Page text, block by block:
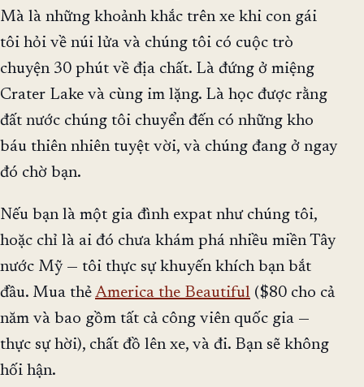
Mà là những khoảnh khắc trên xe khi con gái
tôi hỏi về núi lửa và chúng tôi có cuộc trò
chuyện 30 phút về địa chất. Là đứng ở miệng
Crater Lake và cùng im lặng. Là học được rằng
đất nước chúng tôi chuyển đến có những kho
báu thiên nhiên tuyệt vời, và chúng đang ở ngay
đó chờ bạn.
Nếu bạn là một gia đình expat như chúng tôi,
hoặc chỉ là ai đó chưa khám phá nhiều miền Tây
nước Mỹ — tôi thực sự khuyến khích bạn bắt
đầu. Mua thẻ America the Beautiful ($80 cho cả
năm và bao gồm tất cả công viên quốc gia —
thực sự hời), chất đồ lên xe, và đi. Bạn sẽ không
hối hận.